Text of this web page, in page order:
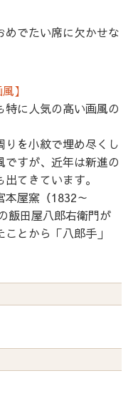
めでたい席に欠かせな
】
に人気の高い画風の
を小紋で埋め尽くし
すが、近年は新進の
てきています。
本屋窯（1832～
飯田屋八郎右衛門が
とから「八郎手」